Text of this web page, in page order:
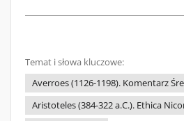
Temat i słowa kluczowe:
Averroes (1126-1198). Komentarz
Aristoteles (384-322 a.C.). Ethica